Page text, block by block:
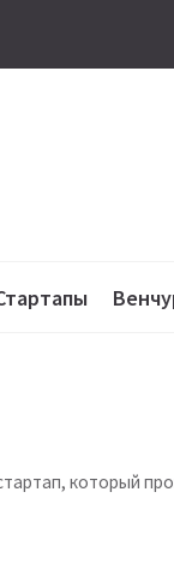
который